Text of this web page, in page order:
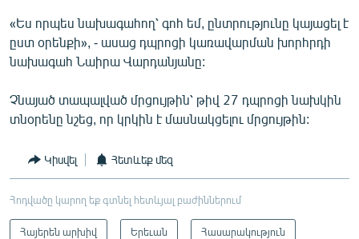
«Ես որպես նախագահող՝ գոհ եմ, ընտրությունը կայացել է
ըստ օրենքի», - ասաց դպրոցի կառավարման խորհրդի
նախագահ Նաիրա Վարդանյանը:
Չնայած տապալված մրցույթին՝ թիվ 27 դպրոցի նախկին
տնօրենը նշեց, որ կրկին է մասնակցելու մրցույթին:
Կիսվել Հետևեք մեզ
Հոդվածը կարող եք գտնել հետևյալ բաժիններում
Հայերեն արխիվ Երեւան Հասարակություն